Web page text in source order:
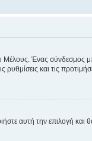
Μέλους. Ένας σύνδεσμος
και τις
αυτή την επιλογή και